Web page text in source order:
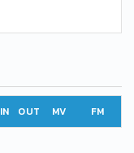
IN OUT MV FM